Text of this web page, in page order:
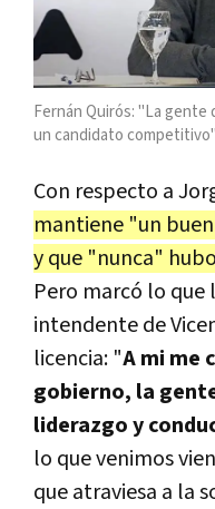
Fernán Quirós: "La gente
un candidato competitivo"
Con respecto a
mantiene "un
y que "nunca"
Pero marcó lo que
intendente de
licencia: "A mi me
gobierno, la
liderazgo y
lo que venimos
que atraviesa a la